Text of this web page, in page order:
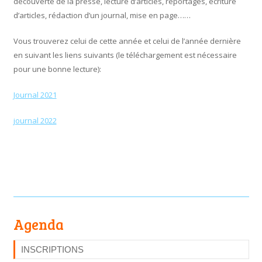
d’articles, rédaction d’un journal, mise en page……
Vous trouverez celui de cette année et celui de l’année dernière
en suivant les liens suivants (le téléchargement est nécessaire
pour une bonne lecture):
Journal 2021
journal 2022
Agenda
INSCRIPTIONS